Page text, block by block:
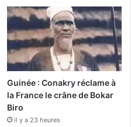
Guinée : Conakry réclame à
la France le crâne de Bokar
Biro
il y a 23 heures